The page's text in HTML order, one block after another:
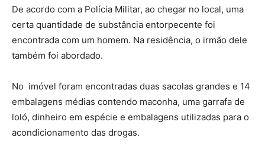
De acordo com a Polícia Militar, ao chegar no local, uma
certa quantidade de substância entorpecente foi
encontrada com um homem. Na residência, o irmão dele
também foi abordado.
No imóvel foram encontradas duas sacolas grandes e 14
embalagens médias contendo maconha, uma garrafa de
loló, dinheiro em espécie e embalagens utilizadas para o
acondicionamento das drogas.